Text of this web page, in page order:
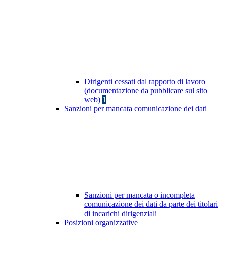
Dirigenti cessati dal rapporto di lavoro
(documentazione da pubblicare sul sito
web) 1
Sanzioni per mancata comunicazione dei dati
Sanzioni per mancata o incompleta
comunicazione dei dati da parte dei titolari
di incarichi dirigenziali
Posizioni organizzative